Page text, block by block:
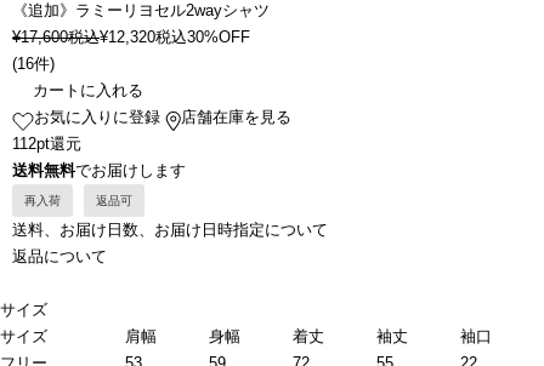
《追加》ラミーリヨセル2wayシャツ
¥17,600税込¥12,320税込30%OFF
(16件)
カートに入れる
お気に入りに登録
店舗在庫を見る
112pt還元
送料無料でお届けします
再入荷 返品可
送料、お届け日数、お届け日時指定について
返品について
サイズ
サイズ
肩幅 身幅 着丈 袖丈
袖口